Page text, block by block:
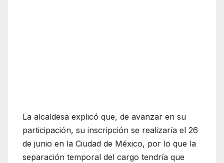
La alcaldesa explicó que, de avanzar en su
participación, su inscripción se realizaría el 26
de junio en la Ciudad de México, por lo que la
separación temporal del cargo tendría que